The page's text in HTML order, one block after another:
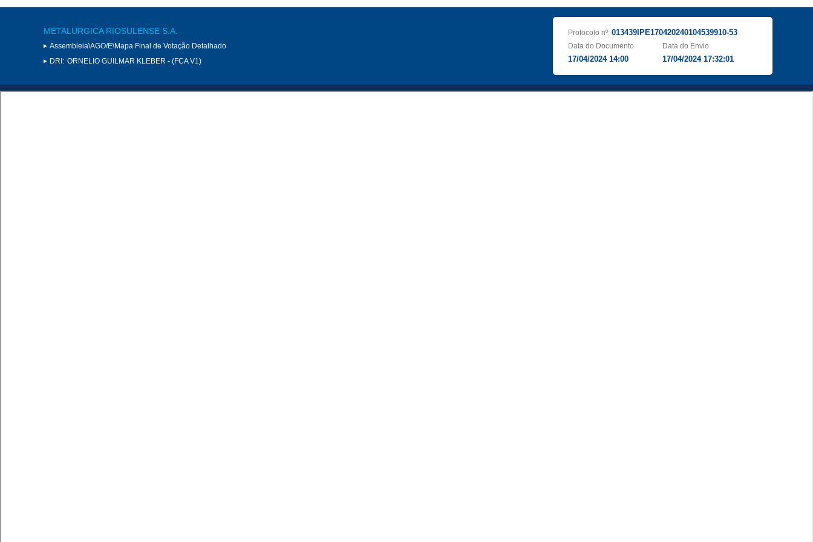
METALURGICA RIOSULENSE S.A.
Assembleia\AGO/E\Mapa Final de Votação Detalhado
DRI: ORNELIO GUILMAR KLEBER - (FCA V1)
Protocolo nº: 013439IPE170420240104539910-53
Data do Documento
17/04/2024 14:00
Data do Envio
17/04/2024 17:32:01